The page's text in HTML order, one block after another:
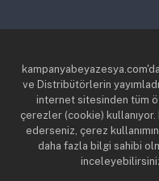
ve Distribütörlerin
internet sitesinden tüm
çerezler (cookie)
ederseniz, çerez
daha fazla bilgi sahibi